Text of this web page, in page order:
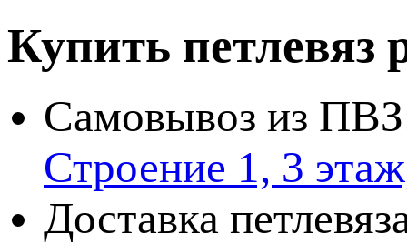
Купить
Самовывоз из
Строение 1, 3
Доставка